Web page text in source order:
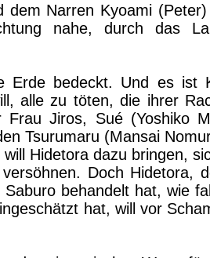
dem Narren Kyoami
nahe, durch das
Erde bedeckt. Und es ist
alle zu töten, die ihrer
Frau Jiros, Sué (Yoshiko
Tsurumaru (Mansai
Hidetora dazu bringen,
Doch Hidetora,
behandelt hat, wie
hat, will vor